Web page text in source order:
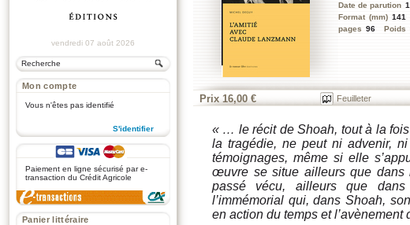
vendredi 07 août 2026
Mon compte
Vous n'êtes pas identifié
S'identifier
Paiement en ligne sécurisé par e-
transaction du Crédit Agricole
Panier littéraire
Date de parution
Format (mm) 141
pages 96 Poids
Prix 16,00 € Feuilleter
« … le récit de Shoah, tout à la
la tragédie, ne peut ni advenir,
témoignages, même si elle
œuvre se situe ailleurs que dans
passé vécu, ailleurs que
l’immémorial qui, dans Shoah,
en action du temps et